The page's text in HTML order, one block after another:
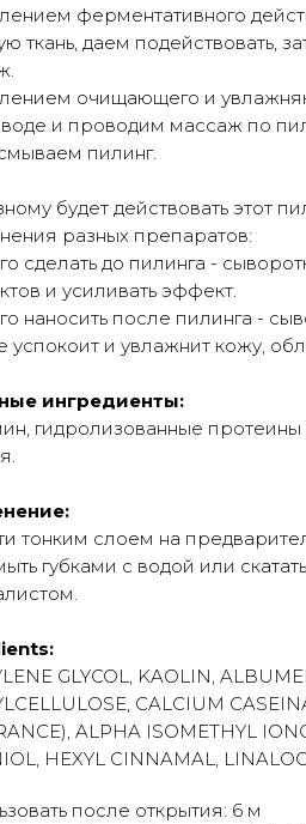
ферментативного
ткань, даем подействовать,
очищающего и
воде и проводим массаж по
пилинг.
будет действовать этот
разных препаратов:
сделать до пилинга -
и усиливать эффект.
наносить после пилинга -
успокоит и увлажнит кожу,
ингредиенты:
гидролизованные
тонким слоем на
губками с водой или
GLYCOL, KAOLIN,
CALCIUM
ALPHA ISOMETHYL
HEXYL CINNAMAL,
после открытия: 6 м